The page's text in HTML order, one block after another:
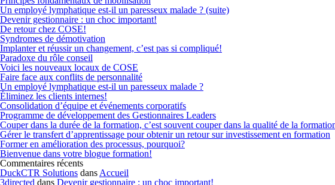
Un employé lymphatique est-il un paresseux malade ? (suite)
Devenir gestionnaire : un choc important!
De retour chez COSE!
Syndromes de démotivation
Implanter et réussir un changement, c’est pas si compliqué!
Paradoxe du rôle conseil
Voici les nouveaux locaux de COSE
Faire face aux conflits de personnalité
Un employé lymphatique est-il un paresseux malade ?
Éliminez les clients internes!
Consolidation d’équipe et événements corporatifs
Programme de développement des Gestionnaires Leaders
Couper dans la durée de la formation, c’est souvent couper dans la qualité de la
Gérer le transfert d’apprentissage pour obtenir un retour sur investissement en formation
Former en amélioration des processus, pourquoi?
Bienvenue dans votre blogue formation!
Commentaires récents
DuckCTR Solutions dans Accueil
3directed dans Devenir gestionnaire : un choc important!